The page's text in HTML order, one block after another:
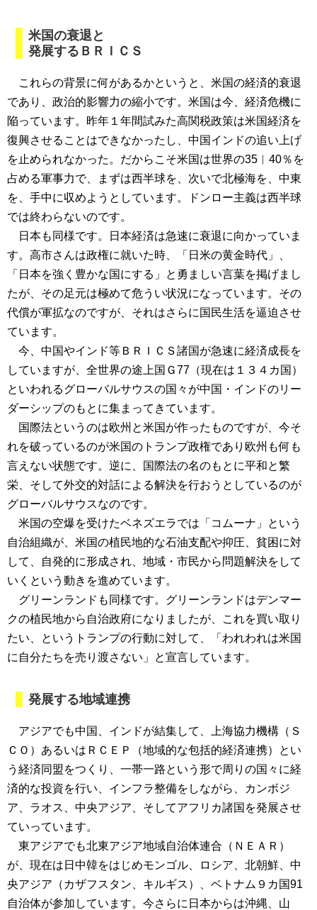
米国の衰退と
発展するＢＲＩＣＳ
これらの背景に何があるかというと、米国の経済的衰退
であり、政治的影響力の縮小です。米国は今、経済危機に
陥っています。昨年１年間試みた高関税政策は米国経済を
復興させることはできなかったし、中国インドの追い上げ
を止められなかった。だからこそ米国は世界の35︱40％を
占める軍事力で、まずは西半球を、次いで北極海を、中東
を、手中に収めようとしています。ドンロー主義は西半球
では終わらないのです。
日本も同様です。日本経済は急速に衰退に向かっていま
す。高市さんは政権に就いた時、「日米の黄金時代」、
「日本を強く豊かな国にする」と勇ましい言葉を掲げまし
たが、その足元は極めて危うい状況になっています。その
代償が軍拡なのですが、それはさらに国民生活を逼迫させ
ています。
今、中国やインド等ＢＲＩＣＳ諸国が急速に経済成長を
していますが、全世界の途上国Ｇ77（現在は１３４カ国）
といわれるグローバルサウスの国々が中国・インドのリー
ダーシップのもとに集まってきています。
国際法というのは欧州と米国が作ったものですが、今そ
れを破っているのが米国のトランプ政権であり欧州も何も
言えない状態です。逆に、国際法の名のもとに平和と繁
栄、そして外交的対話による解決を行おうとしているのが
グローバルサウスなのです。
米国の空爆を受けたベネズエラでは「コムーナ」という
自治組織が、米国の植民地的な石油支配や抑圧、貧困に対
して、自発的に形成され、地域・市民から問題解決をして
いくという動きを進めています。
グリーンランドも同様です。グリーンランドはデンマー
クの植民地から自治政府になりましたが、これを買い取り
たい、というトランプの行動に対して、「われわれは米国
に自分たちを売り渡さない」と宣言しています。
発展する地域連携
アジアでも中国、インドが結集して、上海協力機構（Ｓ
ＣＯ）あるいはＲＣＥＰ（地域的な包括的経済連携）とい
う経済同盟をつくり、一帯一路という形で周りの国々に経
済的な投資を行い、インフラ整備をしながら、カンボジ
ア、ラオス、中央アジア、そしてアフリカ諸国を発展させ
ていっています。
東アジアでも北東アジア地域自治体連合（ＮＥＡＲ）
が、現在は日中韓をはじめモンゴル、ロシア、北朝鮮、中
央アジア（カザフスタン、キルギス）、ベトナム９カ国91
自治体が参加しています。今さらに日本からは沖縄、山